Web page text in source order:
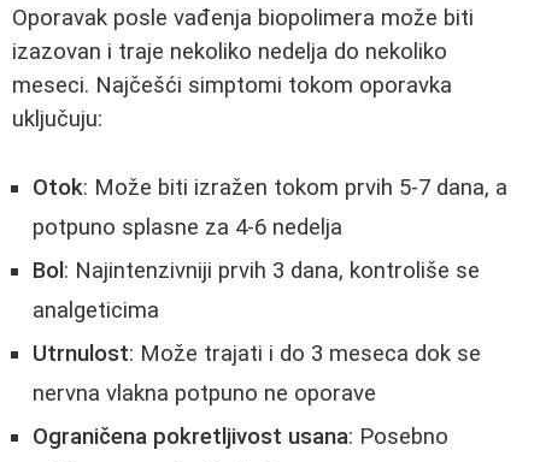
Oporavak posle vađenja biopolimera može biti
izazovan i traje nekoliko nedelja do nekoliko
meseci. Najčešći simptomi tokom oporavka
uključuju:
Otok: Može biti izražen tokom prvih 5-7 dana, a
potpuno splasne za 4-6 nedelja
Bol : Najintenzivniji prvih 3 dana, kontroliše se
analgeticima
Utrnulost: Može trajati i do 3 meseca dok se
nervna vlakna potpuno ne oporave
Ograničena pokretljivost usana: Posebno